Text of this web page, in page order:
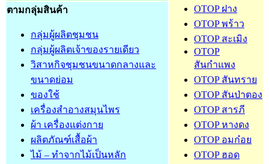
OTOP ฝาง
OTOP พร้าว
OTOP สะเมิง
OTOP
สันกำแพง
OTOP สันทราย
OTOP สันป่าตอง
OTOP สารภี
OTOP หางดง
OTOP อมก๋อย
OTOP ฮอด
ตามกลุ่มสินค้า
กลุ่มผู้ผลิตชุมชน
กลุ่มผู้ผลิตเจ้าของรายเดียว
วิสาหกิจชุมชนขนาดกลางและ
ขนาดย่อม
ของใช้
เครื่องสำอางสมุนไพร
ผ้า เครื่องแต่งกาย
ผลิตภัณฑ์เสื้อผ้า
ไม้ – ทำจากไม้เป็นหลัก